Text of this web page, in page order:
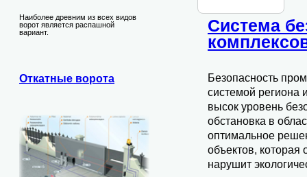
Наиболее древним из всех видов
ворот является распашной
вариант.
Откатные ворота
Система
Безопасность
системой региона
высок уровень
обстановка в
оптимальное
объектов, которая
нарушит